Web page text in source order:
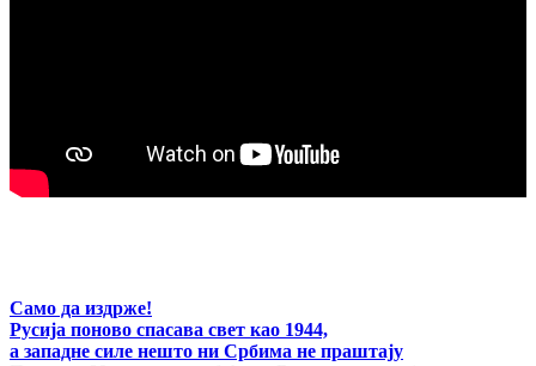
Само да издрже!
Русија поново спасава свет као 1944,
а западне силе нешто ни Србима не праштају